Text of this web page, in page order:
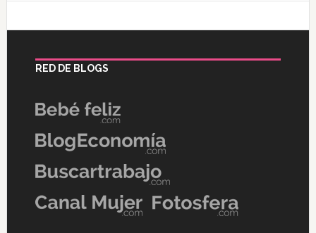
RED DE BLOGS